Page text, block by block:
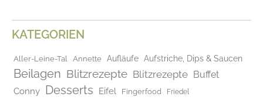
KATEGORIEN
Aller-Leine-Tal Annette Aufläufe Aufstriche, Dips & Saucen
Beilagen Blitzrezepte Blitzrezepte Buffet
Conny Desserts Eifel Fingerfood Friedel